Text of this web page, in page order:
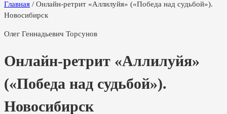
Главная / Онлайн-ретрит «Аллилуйя» («Победа над судьбой»).
Новосибирск
Олег Геннадьевич Торсунов
Онлайн-ретрит «Аллилуйя»
(«Победа над судьбой»).
Новосибирск